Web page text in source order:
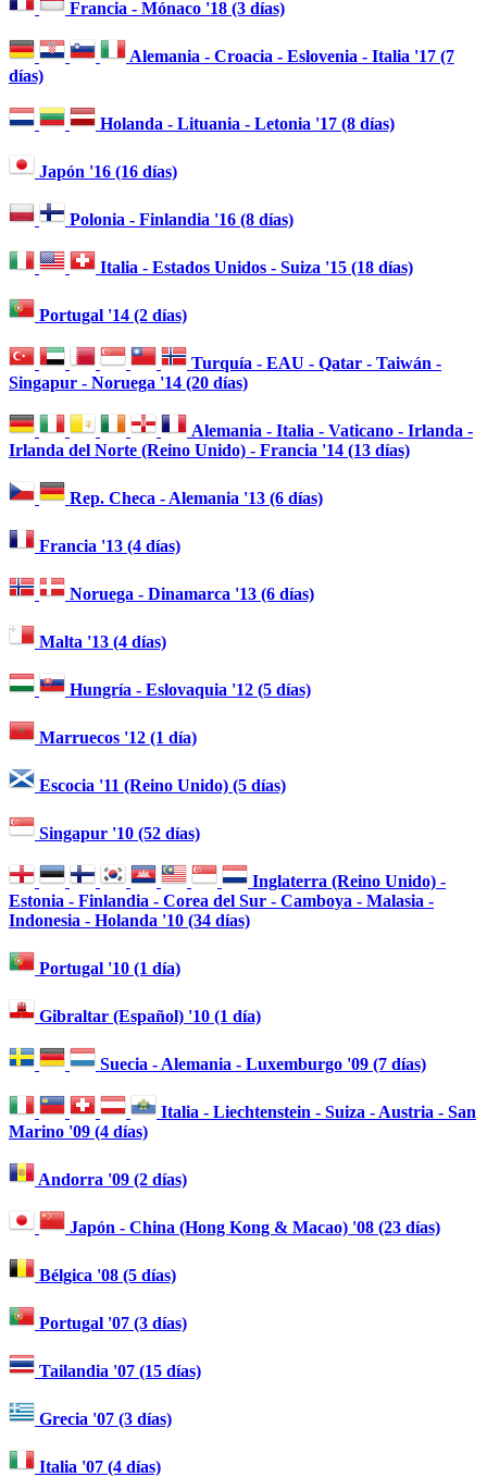
Francia - Mónaco '18 (3 días)
Alemania - Croacia - Eslovenia - Italia '17 (7
días)
Holanda - Lituania - Letonia '17 (8 días)
Japón '16 (16 días)
Polonia - Finlandia '16 (8 días)
Italia - Estados Unidos - Suiza '15 (18 días)
Portugal '14 (2 días)
Turquía - EAU - Qatar - Taiwán -
Singapur - Noruega '14 (20 días)
Alemania - Italia - Vaticano - Irlanda -
Irlanda del Norte (Reino Unido) - Francia '14 (13 días)
Rep. Checa - Alemania '13 (6 días)
Francia '13 (4 días)
Noruega - Dinamarca '13 (6 días)
Malta '13 (4 días)
Hungría - Eslovaquia '12 (5 días)
Marruecos '12 (1 día)
Escocia '11 (Reino Unido) (5 días)
Singapur '10 (52 días)
Inglaterra (Reino Unido) -
Estonia - Finlandia - Corea del Sur - Camboya - Malasia -
Indonesia - Holanda '10 (34 días)
Portugal '10 (1 día)
Gibraltar (Español) '10 (1 día)
Suecia - Alemania - Luxemburgo '09 (7 días)
Italia - Liechtenstein - Suiza - Austria - San
Marino '09 (4 días)
Andorra '09 (2 días)
Japón - China (Hong Kong & Macao) '08 (23 días)
Bélgica '08 (5 días)
Portugal '07 (3 días)
Tailandia '07 (15 días)
Grecia '07 (3 días)
Italia '07 (4 días)